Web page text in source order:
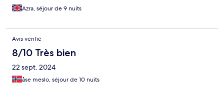
Azra, séjour de 9 nuits
Avis vérifié
8/10 Très bien
22 sept. 2024
åse meslo, séjour de 10 nuits